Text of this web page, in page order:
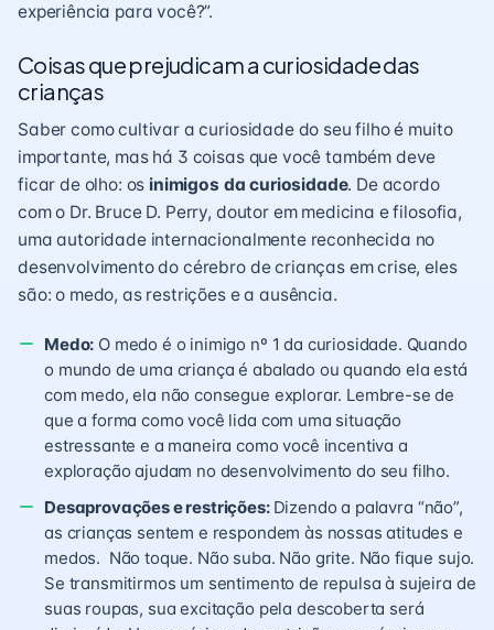
experiência para você?”.
Coisas que prejudicam a curiosidade das
crianças
Saber como cultivar a curiosidade do seu filho é muito
importante, mas há 3 coisas que você também deve
ficar de olho: os inimigos da curiosidade. De acordo
com o Dr. Bruce D. Perry, doutor em medicina e filosofia,
uma autoridade internacionalmente reconhecida no
desenvolvimento do cérebro de crianças em crise, eles
são: o medo, as restrições e a ausência.
Medo: O medo é o inimigo nº 1 da curiosidade. Quando
o mundo de uma criança é abalado ou quando ela está
com medo, ela não consegue explorar. Lembre-se de
que a forma como você lida com uma situação
estressante e a maneira como você incentiva a
exploração ajudam no desenvolvimento do seu filho.
Desaprovações erestrições: Dizendo a palavra “não”,
as crianças sentem e respondem às nossas atitudes e
medos. Não toque. Não suba. Não grite. Não fique sujo.
Se transmitirmos um sentimento de repulsa à sujeira de
suas roupas, sua excitação pela descoberta será